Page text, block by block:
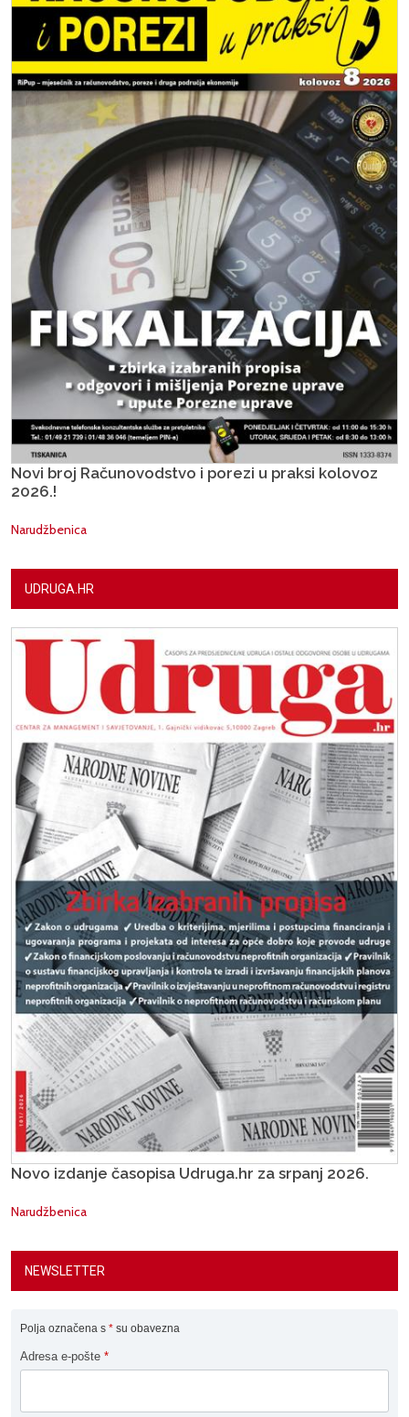
Novi broj Računovodstvo i porezi u praksi kolovoz
2026.!
Narudžbenica
UDRUGA.HR
Novo izdanje časopisa Udruga.hr za srpanj 2026.
Narudžbenica
NEWSLETTER
Polja označena s * su obavezna
Adresa e-pošte *